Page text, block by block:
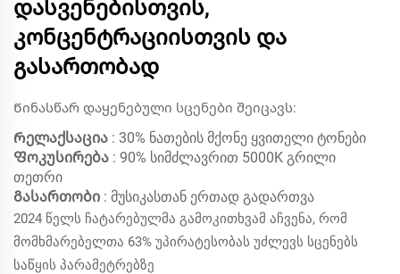
დასვენებისთვის,
კონცენტრაციისთვის და
გასართობად
Წინასწარ დაყენებული სცენები შეიცავს:
Რელაქსაცია : 30% ნათების მქონე ყვითელი ტონები
Ფოკუსირება : 90% სიმძლავრით 5000K გრილი
თეთრი
Გასართობი : მუსიკასთან ერთად გადართვა
2024 წელს ჩატარებულმა გამოკითხვამ აჩვენა, რომ
მომხმარებელთა 63% უპირატესობას უძლევს სცენებს
საწყის პარამეტრებზე